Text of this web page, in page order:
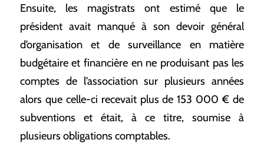
Ensuite, les magistrats ont estimé que le
président avait manqué à son devoir général
d’organisation et de surveillance en matière
budgétaire et financière en ne produisant pas les
comptes de l’association sur plusieurs années
alors que celle-ci recevait plus de 153 000 € de
subventions et était, à ce titre, soumise à
plusieurs obligations comptables.